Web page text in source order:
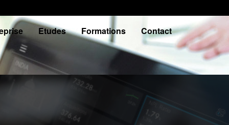
Etudes Formations Contact